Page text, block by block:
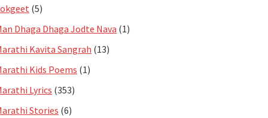
(5)
Dhaga Dhaga Jodte Nava (1)
Kavita Sangrah (13)
Kids Poems (1)
Lyrics (353)
Stories (6)